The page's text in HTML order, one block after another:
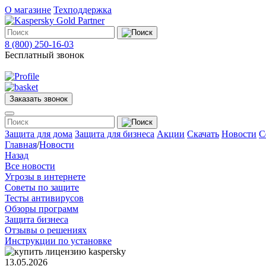
О магазине Техподдержка
8 (800) 250-16-03
Бесплатный звонок
Заказать звонок
Меню
Защита
для
дома
Защита
для
бизнеса
О
магазине
Техподдержка
Акции
Защита для дома Защита для бизнеса Акции Скачать Новости
Главная/Новости
Назад
Все новости
Угрозы в интернете
Советы по защите
Тесты антивирусов
Обзоры программ
Защита бизнеса
Отзывы о решениях
Инструкции по установке
13.05.2026